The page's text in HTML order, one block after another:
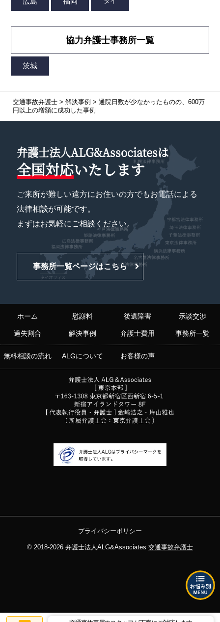
協力弁護士事務所一覧
交通事故弁護士> 解決事例 > 通院日数が少なかったものの、600万
円以上の増額に成功した事例
弁護士法人ALG&Associatesは
全国対応いたします
ご来所が難しい遠方にお住いの方でもお電話による
法律相談が可能です。
まずはお気軽にご相談ください。
事務所一覧ページはこちら
ホーム 慰謝料 後遺障害 示談交渉
過失割合 解決事例 弁護士費用 事務所一覧
無料相談の流れ ALGについて お客様の声
プライバシーポリシー
© 2018-2026 弁護士法人ALG&Associates 交通事故弁護士